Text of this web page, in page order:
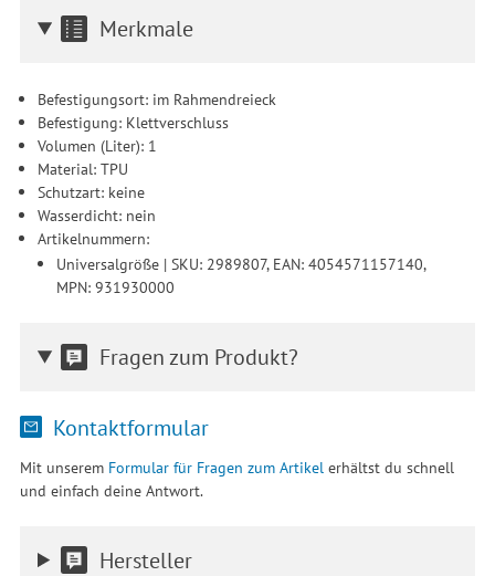
Drittanbieter erteilen und jederzeit für die Zukunft widerrufen.
Merkmale
Befestigungsort: im Rahmendreieck
Befestigung: Klettverschluss
Volumen (Liter): 1
Material: TPU
Schutzart: keine
Wasserdicht: nein
Artikelnummern:
Universalgröße | SKU: 2989807, EAN: 4054571157140,
MPN: 931930000
Fragen zum Produkt?
Kontaktformular
Mit unserem Formular für Fragen zum Artikelerhältst du schnell
und einfach deine Antwort.
Hersteller